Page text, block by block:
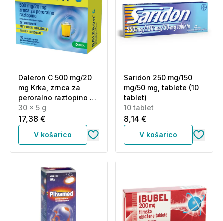
Daleron C 500 mg/20
mg Krka, zrnca za
peroralno raztopino -
vrečke (30 x 5 g)
30 x 5 g
17,38 €
V košarico
Saridon 250 mg/150
mg/50 mg, tablete (10
tablet)
10 tablet
8,14 €
V košarico